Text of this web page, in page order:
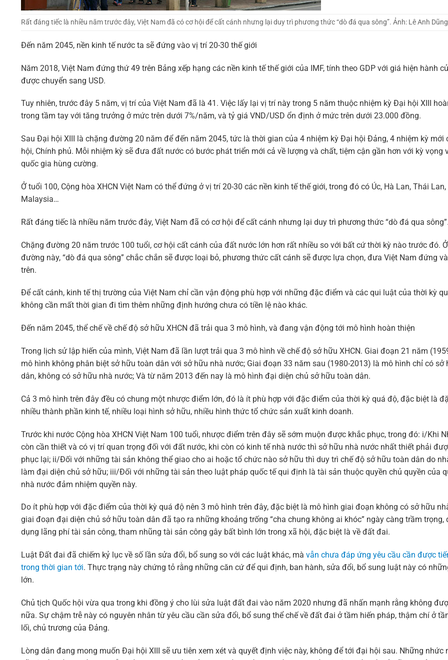
Rất đáng tiếc là nhiều năm trước đây, Việt Nam đã có cơ hội để cất cánh nhưng lại duy trì phương thức “dò đá qua sông”. Ảnh: Lê Anh Dũng
Đến năm 2045, nền kinh tế nước ta sẽ đứng vào vị trí 20-30 thế giới
Năm 2018, Việt Nam đứng thứ 49 trên Bảng xếp hạng các nền kinh tế thế giới của IMF, tính theo GDP với giá hiện hành
được chuyển sang USD.
Tuy nhiên, trước đây 5 năm, vị trí của Việt Nam đã là 41. Việc lấy lại vị trí này trong 5 năm thuộc nhiệm kỳ Đại hội XIII
trong tầm tay với tăng trưởng ở mức trên dưới 7%/năm, và tỷ giá VND/USD ổn định ở mức trên dưới 23.000 đồng.
Sau Đại hội XIII là chặng đường 20 năm để đến năm 2045, tức là thời gian của 4 nhiệm kỳ Đại hội Đảng, 4 nhiệm kỳ mới
hội, Chính phủ. Mỗi nhiệm kỳ sẽ đưa đất nước có bước phát triển mới cả về lượng và chất, tiệm cận gần hơn với kỳ vọng
quốc gia hùng cường.
Ở tuổi 100, Cộng hòa XHCN Việt Nam có thể đứng ở vị trí 20-30 các nền kinh tế thế giới, trong đó có Úc, Hà Lan, Thái
Malaysia…
Rất đáng tiếc là nhiều năm trước đây, Việt Nam đã có cơ hội để cất cánh nhưng lại duy trì phương thức “dò đá qua
Chặng đường 20 năm trước 100 tuổi, cơ hội cất cánh của đất nước lớn hơn rất nhiều so với bất cứ thời kỳ nào trước đó.
đường này, “dò đá qua sông” chắc chắn sẽ được loại bỏ, phương thức cất cánh sẽ được lựa chọn, đưa Việt Nam đứng
trên.
Để cất cánh, kinh tế thị trường của Việt Nam chỉ cần vận động phù hợp với những đặc điểm và các qui luật của thời kỳ
không cần mất thời gian đi tìm thêm những định hướng chưa có tiền lệ nào khác.
Đến năm 2045, thể chế về chế độ sở hữu XHCN đã trải qua 3 mô hình, và đang vận động tới mô hình hoàn thiện
Trong lịch sử lập hiến của mình, Việt Nam đã lần lượt trải qua 3 mô hình về chế độ sở hữu XHCN. Giai đoạn 21 năm
mô hình không phân biệt sở hữu toàn dân với sở hữu nhà nước; Giai đoạn 33 năm sau (1980-2013) là mô hình chỉ có sở
dân, không có sở hữu nhà nước; Và từ năm 2013 đến nay là mô hình đại diện chủ sở hữu toàn dân.
Cả 3 mô hình trên đây đều có chung một nhược điểm lớn, đó là ít phù hợp với đặc điểm của thời kỳ quá độ, đặc biệt là
nhiều thành phần kinh tế, nhiều loại hình sở hữu, nhiều hình thức tổ chức sản xuất kinh doanh.
Trước khi nước Cộng hòa XHCN Việt Nam 100 tuổi, nhược điểm trên đây sẽ sớm muộn được khắc phục, trong đó: i/Khi
còn cần thiết và có vị trí quan trọng đối với đất nước, khi còn có kinh tế nhà nước thì sở hữu nhà nước nhất thiết phải
phục lại; ii/Đối với những tài sản không thể giao cho ai hoặc tổ chức nào sở hữu thì duy trì chế độ sở hữu toàn dân do
làm đại diện chủ sở hữu; iii/Đối với những tài sản theo luật pháp quốc tế qui định là tài sản thuộc quyền chủ quyền của
nhà nước đảm nhiệm quyền này.
Do ít phù hợp với đặc điểm của thời kỳ quá độ nên 3 mô hình trên đây, đặc biệt là mô hình giai đoạn không có sở hữu
giai đoạn đại diện chủ sở hữu toàn dân đã tạo ra những khoảng trống “cha chung không ai khóc” ngày càng trầm trọng,
dụng lãng phí tài sản công, tham nhũng tài sản công gây bất bình lớn trong xã hội, đặc biệt là về đất đai.
Luật Đất đai đã chiếm kỷ lục về số lần sửa đổi, bổ sung so với các luật khác, mà vẫn chưa đáp ứng yêu cầu cần được
trong thời gian tới. Thực trạng này chứng tỏ rằng những căn cứ để qui định, ban hành, sửa đổi, bổ sung luật này có
lớn.
Chủ tịch Quốc hội vừa qua trong khi đồng ý cho lùi sửa luật đất đai vào năm 2020 nhưng đã nhấn mạnh rằng không
nữa. Sự chậm trễ này có nguyên nhân từ yêu cầu cần sửa đổi, bổ sung thể chế về đất đai ở tầm hiến pháp, thậm chí ở
lối, chủ trương của Đảng.
Lòng dân đang mong muốn Đại hội XIII sẽ ưu tiên xem xét và quyết định việc này, không để tới đại hội sau. Những nhức